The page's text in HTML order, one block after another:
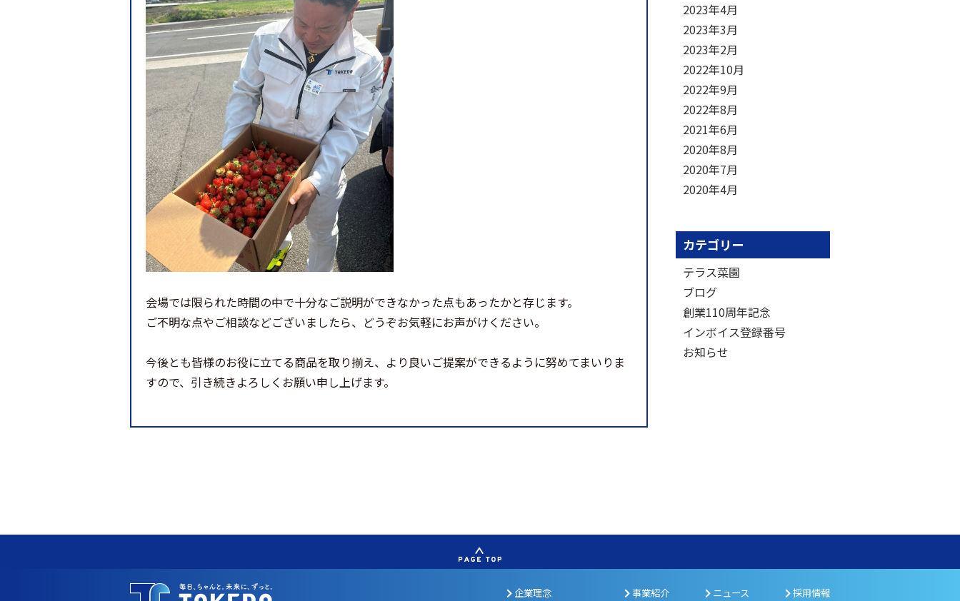
会場では限られた時間の中で十分なご説明ができなかった点もあったかと存じます。
ご不明な点やご相談などございましたら、どうぞお気軽にお声がけください。
今後とも皆様のお役に立てる商品を取り揃え、より良いご提案ができるように努めてまいりま
すので、引き続きよろしくお願い申し上げます。
2023年4月
2023年3月
2023年2月
2022年10月
2022年9月
2022年8月
2021年6月
2020年8月
2020年7月
2020年4月
カテゴリー
テラス菜園
ブログ
創業110周年記念
インボイス登録番号
お知らせ
企業理念 事業紹介 ニュース 採用情報